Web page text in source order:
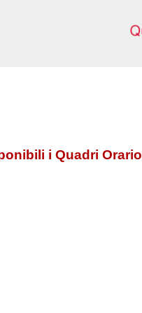
i Quadri Orario